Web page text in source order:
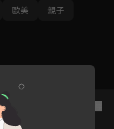
歐美
親子